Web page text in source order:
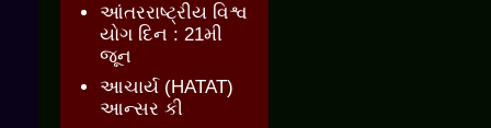
આંતરરાષ્ટ્રીય વિશ્વ
યોગ દિન : 21મી
જૂન
આચાર્ય (HATAT)
આન્સર કી